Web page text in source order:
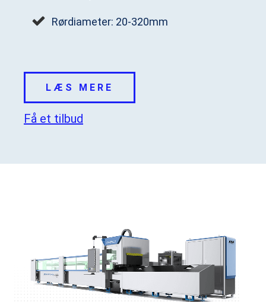
Rørdiameter: 20-320mm
LÆS MERE
Få et tilbud